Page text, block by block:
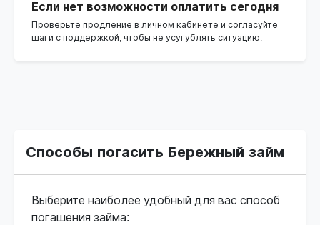
Если нет возможности оплатить сегодня
Проверьте продление в личном кабинете и согласуйте
шаги с поддержкой, чтобы не усугублять ситуацию.
Способы погасить Бережный займ
Выберите наиболее удобный для вас способ
погашения займа: